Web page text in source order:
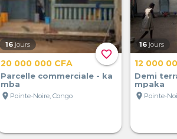
favorite_border
16 jours
20 000 000 CFA
Parcelle commerciale - ka
mba
location_on Pointe-Noire, Congo
16 jours
12 000
Demi
mpaka
location_on Pointe-